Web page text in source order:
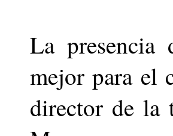
La presencia
mejor para el
director de la